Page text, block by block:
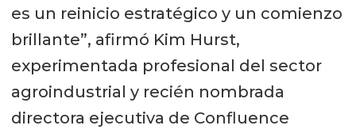
es un reinicio estratégico y un comienzo
brillante”, afirmó Kim Hurst,
experimentada profesional del sector
agroindustrial y recién nombrada
directora ejecutiva de Confluence